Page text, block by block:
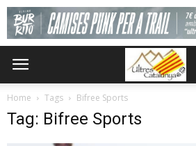
Home Tags Bifree Sports
Tag: Bifree Sports